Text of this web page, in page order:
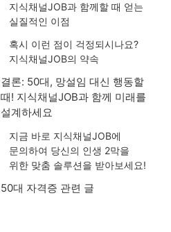
지식채널JOB과 함께할 때 얻는
실질적인 이점
혹시 이런 점이 걱정되시나요?
지식채널JOB의 약속
결론: 50대, 망설임 대신 행동할
때! 지식채널JOB과 함께 미래를
설계하세요
지금 바로 지식채널JOB에
문의하여 당신의 인생 2막을
위한 맞춤 솔루션을 받아보세요!
50대 자격증 관련 글